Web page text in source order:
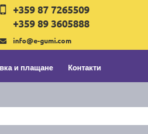
+359 87 7265509
+359 89 3605888
info@e-gumi.com
и плащане Контакти